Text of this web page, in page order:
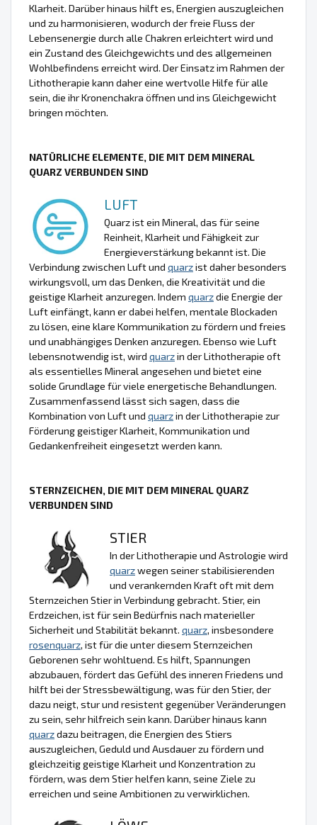
Klarheit. Darüber hinaus hilft es, Energien auszugleichen
und zu harmonisieren, wodurch der freie Fluss der
Lebensenergie durch alle Chakren erleichtert wird und
ein Zustand des Gleichgewichts und des allgemeinen
Wohlbefindens erreicht wird. Der Einsatz im Rahmen der
Lithotherapie kann daher eine wertvolle Hilfe für alle
sein, die ihr Kronenchakra öffnen und ins Gleichgewicht
bringen möchten.
NATÜRLICHE ELEMENTE, DIE MIT DEM MINERAL
QUARZ VERBUNDEN SIND
LUFT
Quarz ist ein Mineral, das für seine
Reinheit, Klarheit und Fähigkeit zur
Energieverstärkung bekannt ist. Die
Verbindung zwischen Luft und quarzist daher besonders
wirkungsvoll, um das Denken, die Kreativität und die
geistige Klarheit anzuregen. Indem quarzdie Energie der
Luft einfängt, kann er dabei helfen, mentale Blockaden
zu lösen, eine klare Kommunikation zu fördern und freies
und unabhängiges Denken anzuregen. Ebenso wie Luft
lebensnotwendig ist, wird quarzin der Lithotherapie oft
als essentielles Mineral angesehen und bietet eine
solide Grundlage für viele energetische Behandlungen.
Zusammenfassend lässt sich sagen, dass die
Kombination von Luft und quarzin der Lithotherapie zur
Förderung geistiger Klarheit, Kommunikation und
Gedankenfreiheit eingesetzt werden kann.
STERNZEICHEN, DIE MIT DEM MINERAL QUARZ
VERBUNDEN SIND
STIER
In der Lithotherapie und Astrologie wird
quarzwegen seiner stabilisierenden
und verankernden Kraft oft mit dem
Sternzeichen Stier in Verbindung gebracht. Stier, ein
Erdzeichen, ist für sein Bedürfnis nach materieller
Sicherheit und Stabilität bekannt. quarz, insbesondere
rosenquarz, ist für die unter diesem Sternzeichen
Geborenen sehr wohltuend. Es hilft, Spannungen
abzubauen, fördert das Gefühl des inneren Friedens und
hilft bei der Stressbewältigung, was für den Stier, der
dazu neigt, stur und resistent gegenüber Veränderungen
zu sein, sehr hilfreich sein kann. Darüber hinaus kann
quarzdazu beitragen, die Energien des Stiers
auszugleichen, Geduld und Ausdauer zu fördern und
gleichzeitig geistige Klarheit und Konzentration zu
fördern, was dem Stier helfen kann, seine Ziele zu
erreichen und seine Ambitionen zu verwirklichen.